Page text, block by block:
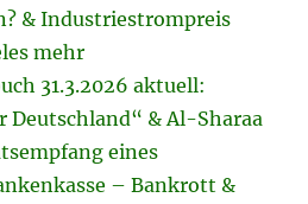
& Industriestrompreis
mehr
31.3.2026 aktuell:
Deutschland“ & Al-Sharaa
eines
– Bankrott &